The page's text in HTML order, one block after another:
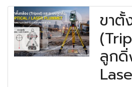
ขาตั้
ลูก